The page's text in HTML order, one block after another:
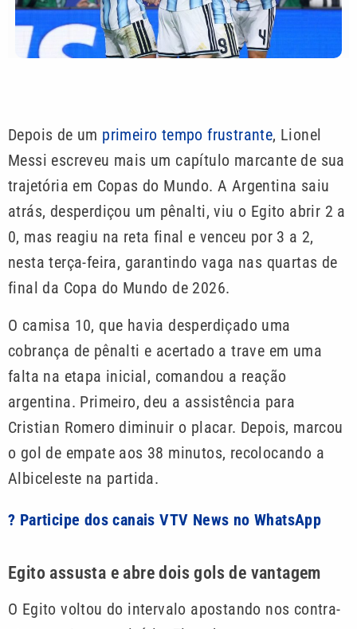
Depois de um primeiro tempo frustrante, Lionel
Messi escreveu mais um capítulo marcante de sua
trajetória em Copas do Mundo. A Argentina saiu
atrás, desperdiçou um pênalti, viu o Egito abrir 2 a
0, mas reagiu na reta final e venceu por 3 a 2,
nesta terça-feira, garantindo vaga nas quartas de
final da Copa do Mundo de 2026.
O camisa 10, que havia desperdiçado uma
cobrança de pênalti e acertado a trave em uma
falta na etapa inicial, comandou a reação
argentina. Primeiro, deu a assistência para
Cristian Romero diminuir o placar. Depois, marcou
o gol de empate aos 38 minutos, recolocando a
Albiceleste na partida.
? Participe dos canais VTV News no WhatsApp
Egito assusta e abre dois gols de vantagem
O Egito voltou do intervalo apostando nos contra-